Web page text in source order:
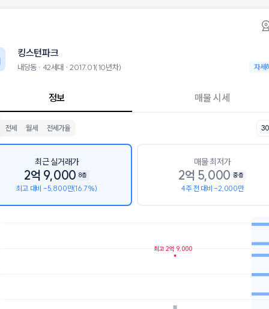
킹스턴파크 아파트 시세·실거래가·2년뒤 가격
크는 내당동에 위치한 42세대 아파트로, 2017.01 입주한 10년차 단지입
으로는 대구두류초등학교, 경운중학교, 경덕여자고등학교가 있습니다.
층, 용적률 499%, 건폐율 73%의 단지입니다.
설로는 미래엔영어두류학원 (11m), 구립 두류스타힐스어린이집
킹스턴파크
킹스턴파크
내당동 · 42세대 · 2017.01(10년차) 내당
자세
정보 매물 시세
전세 월세 전세가율
최근 실거래가
2억 9,000 8층
최고 대비 -5,800만(16.7%)
매물 최저가
2억 5,000 중층
4주 전 대비 -2,000만
최고 2억 9,000
호가